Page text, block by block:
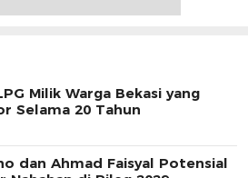
Milik Warga Bekasi yang
Selama 20 Tahun
dan Ahmad Faisyal Potensial